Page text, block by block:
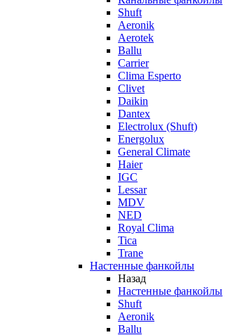
Shuft
Aeronik
Aerotek
Ballu
Carrier
Clima Esperto
Clivet
Daikin
Dantex
Electrolux (Shuft)
Energolux
General Climate
Haier
IGC
Lessar
MDV
NED
Royal Clima
Tica
Trane
Настенные фанкойлы
Назад
Настенные фанкойлы
Shuft
Aeronik
Ballu